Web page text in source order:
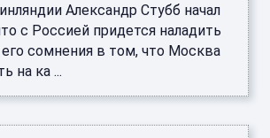
Александр Стубб начал
с Россией придется наладить
сомнения в том, что Москва
на ка ...